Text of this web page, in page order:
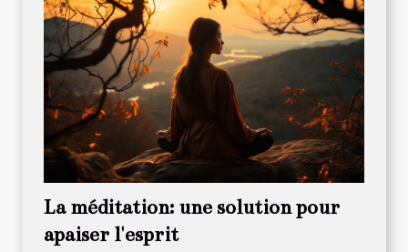
La méditation: une solution pour
apaiser l'esprit